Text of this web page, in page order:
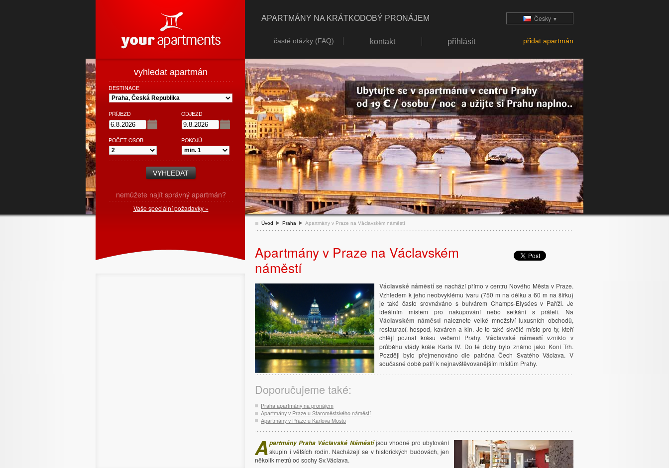
APARTMÁNY NA KRÁTKODOBÝ PRONÁJEM Česky ▼
časté otázky (FAQ) kontakt přihlásit přidat apartmán
Úvod Praha Apartmány v Praze na Václavském náměstí
Apartmány v Praze na Václavském
náměstí
Václavské náměstíse nachází přímo v centru Nového Města v Praze.
Vzhledem k jeho neobvyklému tvaru (750 m na délku a 60 m na šířku)
je také často srovnáváno s bulvárem Champs-Elysées v Paříži. Je
ideálním místem pro nakupování nebo setkání s přáteli. Na
Václavském náměstí naleznete velké množství luxusních obchodů,
restaurací, hospod, kaváren a kin. Je to také skvělé místo pro ty, kteří
chtějí poznat krásu večerní Prahy. Václavské náměstí vzniklo v
průběhu vlády krále Karla IV. Do té doby bylo známo jako Koní Trh.
Později bylo přejmenováno dle patróna Čech Svatého Václava. V
současné době patří k nejnavštěvovanějším místům Prahy.
Doporučujeme také:
Praha apartmány na pronájem
Apartmány v Praze u Staroměstského náměstí
Apartmány v Praze u Karlova Mostu
Apartmány Praha Václavské Náměstí jsou vhodné pro ubytování
skupin i větších rodin. Nacházejí se v historických budovách, jen
několik metrů od sochy Sv.Václava.
vyhledat apartmán
DESTINACE
PŘÍJEZD ODJEZD
POČET OSOB POKOJŮ
nemůžete najít správný apartmán?
Vaše speciální požadavky »